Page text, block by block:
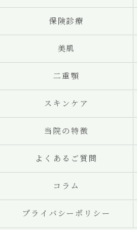
保険診療
美肌
二重顎
スキンケア
当院の特徴
よくあるご質問
コラム
プライバシーポリシー